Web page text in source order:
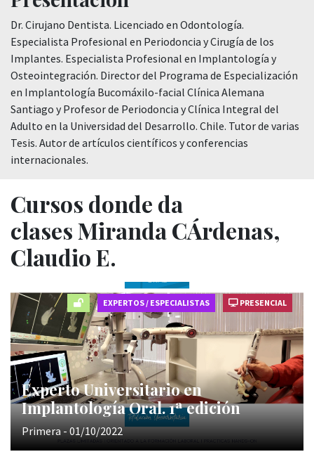
Dr. Cirujano Dentista. Licenciado en Odontología.
Especialista Profesional en Periodoncia y Cirugía de los
Implantes. Especialista Profesional en Implantología y
Osteointegración. Director del Programa de Especialización
en Implantología Bucomáxilo-facial Clínica Alemana
Santiago y Profesor de Periodoncia y Clínica Integral del
Adulto en la Universidad del Desarrollo. Chile. Tutor de varias
Tesis. Autor de artículos científicos y conferencias
internacionales.
Cursos donde da
clases Miranda CÁrdenas,
Claudio E.
EXPERTOS / ESPECIALISTAS PRESENCIAL
Experto Universitario en
Implantología Oral. 1ª edición
Primera - 01/10/2022